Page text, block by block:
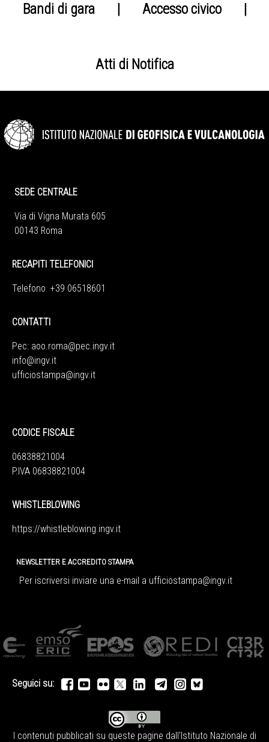
Bandi di gara Accesso civico
Atti di Notifica
SEDE CENTRALE
Via di Vigna Murata 605
00143 Roma
RECAPITI TELEFONICI
Telefono +39 06518601
CONTATTI
Pec: aoo.roma@pec.ingv.it
info@ingv.it
ufficiostampa@ingv.it
CODICE FISCALE
06838821004
P.IVA 06838821004
WHISTLEBLOWING
https://whistleblowing.ingv.it
NEWSLETTER E ACCREDITO STAMPA
Per iscriversi inviare una e-mail a ufficiostampa@ingv.it
Seguici su:
I contenuti pubblicati su queste pagine dall' Istituto Nazionale di